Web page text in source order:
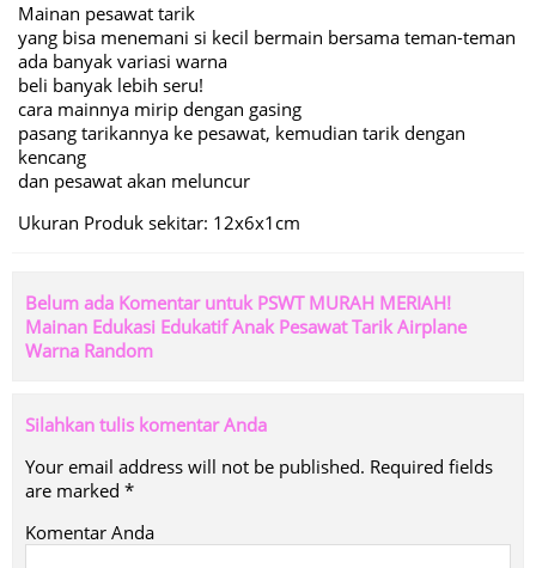
Mainan pesawat tarik
yang bisa menemani si kecil bermain bersama teman-teman
ada banyak variasi warna
beli banyak lebih seru!
cara mainnya mirip dengan gasing
pasang tarikannya ke pesawat, kemudian tarik dengan
kencang
dan pesawat akan meluncur
Ukuran Produk sekitar: 12x6x1cm
Belum ada Komentar untuk PSWT MURAH MERIAH!
Mainan Edukasi Edukatif Anak Pesawat Tarik Airplane
Warna Random
Silahkan tulis komentar Anda
Your email address will not be published. Required fields
are marked *
Komentar Anda